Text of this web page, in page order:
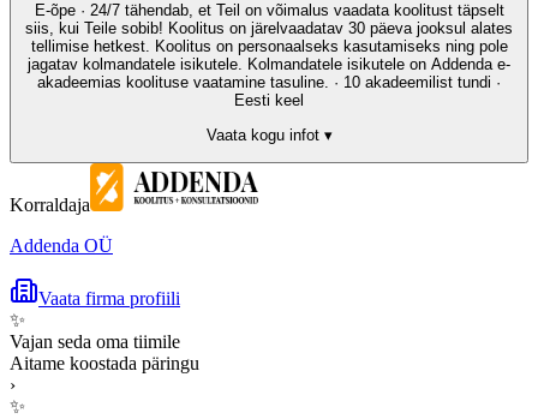
E-õpe · 24/7 tähendab, et Teil on võimalus vaadata koolitust täpselt
siis, kui Teile sobib! Koolitus on järelvaadatav 30 päeva jooksul alates
tellimise hetkest. Koolitus on personaalseks kasutamiseks ning pole
jagatav kolmandatele isikutele. Kolmandatele isikutele on Addenda e-
akadeemias koolituse vaatamine tasuline. · 10 akadeemilist tundi ·
Eesti keel
Vaata kogu infot ▾
Korraldaja
Addenda OÜ
Vaata firma profiili
✨
Vajan seda oma tiimile
Aitame koostada päringu
›
✨